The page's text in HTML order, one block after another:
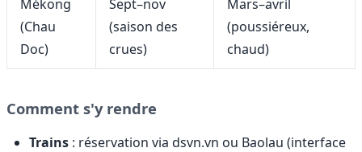
Mékong
(Chau
Doc)
Sept–nov
(saison des
crues)
Mars–avril
(poussiéreux,
chaud)
Comment s'y rendre
Trains : réservation via dsvn.vn ou Baolau (interface